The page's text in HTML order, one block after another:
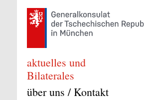
aktuelles und
Bilaterales
über uns / Kontakt